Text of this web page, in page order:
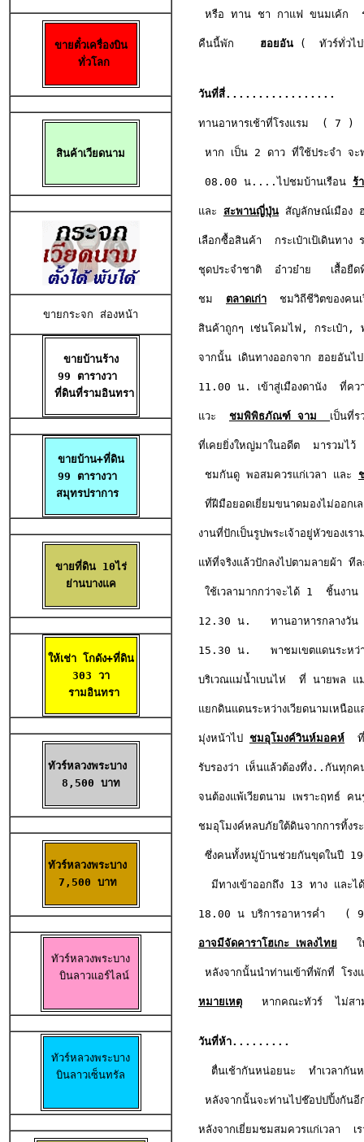
ขายตั๋วเครื่องบิน
ทั่วโลก
สินค้าเวียดนาม
ขายกระจก ส่องหน้า
ขายบ้านร้าง
99 ตารางวา
ที่ดินที่รามอินทรา
ขายบ้าน+ที่ดิน
99 ตารางวา
สมุทรปราการ
ขายที่ดิน 10ไร่
ย่านบางแค
ให้เช่า โกดัง+ที่ดิน
303 วา
รามอินทรา
ทัวร์หลวงพระบาง
8,500 บาท
ทัวร์หลวงพระบาง
7,500 บาท
ทัวร์หลวงพระบาง
บินลาวแอร์ไลน์
ทัวร์หลวงพระบาง
บินลาวเซ็นทรัล
หรือ ทาน ชา กาแฟ ขนมเค้ก  ร
คืนนี้พัก ฮอยอัน (  ทัวร์ทั่วไป
วันที่สี่.................
ทานอาหารเช้าที่โรงแรม  (
หาก เป็น 2 ดาว ที่ใช้ประจำ
08.00 น....ไปชมบ้านเรือน ร้
และ สะพานญี่ปุ่น สัญลักษณ์เมือง
เลือกซื้อสินค้า  กระเป๋าเป้เดินทา
ชุดประจำชาติ  อ๋าวย๋าย   เสื้อยื
ชม ตลาดเก่า ชมวิถีชีวิตของคน
สินค้าถูกๆ เช่นโคมไฟ, กระเ
จากนั้น เดินทางออกจาก ฮอยอัน
11.00 น. เข้าสู่เมืองดานัง  ที่คว
แวะ ชมพิพิธภัณฑ์ จาม เป็นที่
ที่เคยยิ่งใหญ่มาในอดีต  มารวมไว้
ชมกันดู พอสมควรแก่เวลา และ
ที่ฝีมือยอดเยี่ยมขนาดมองไม่ออกเ
งานที่ปักเป็นรูปพระเจ้าอยู่หัวของเ
แท้ที่จริงแล้วปักลงไปตามลายผ้า ที
ใช้เวลามากกว่าจะได้ 1  ชิ้นงา
12.30 น.   ทานอาหารกลางวั
15.30 น.   พาชมเขตแดนระห
บริเวณแม่น้ำเบนไห่  ที่ นายพล แ
แยกดินแดนระหว่างเวียดนามเห
มุ่งหน้าไป ชมอุโมงค์วินห์มอคห์ ที่
รับรองว่า เห็นแล้วต้องทึ่ง..กันทุก
จนต้องแพ้เวียตนาม เพราะฤทธ์
ชมอุโมงค์หลบภัยใต้ดินจากการทิ้งร
ซึ่งคนทั้งหมู่บ้านช่วยกันขุดในปี
มีทางเข้าออกถึง 13 ทาง และไ
18.00 น บริการอาหารค่ำ
อาจมีจัดคาราโฮเกะ เพลงไทย ให้
หลังจากนั้นนำท่านเข้าที่พักที่ โร
หมายเหตุ หากคณะทัวร์  ไม่สามา
วันที่ห้า.........
ตื่นเช้ากันหน่อยนะ  ทำเวลากัน
หลังจากนั้นจะท่านไปช๊อปปปิ้งกั
หลังจากเยี่ยมชมสมควรแก่เวลา